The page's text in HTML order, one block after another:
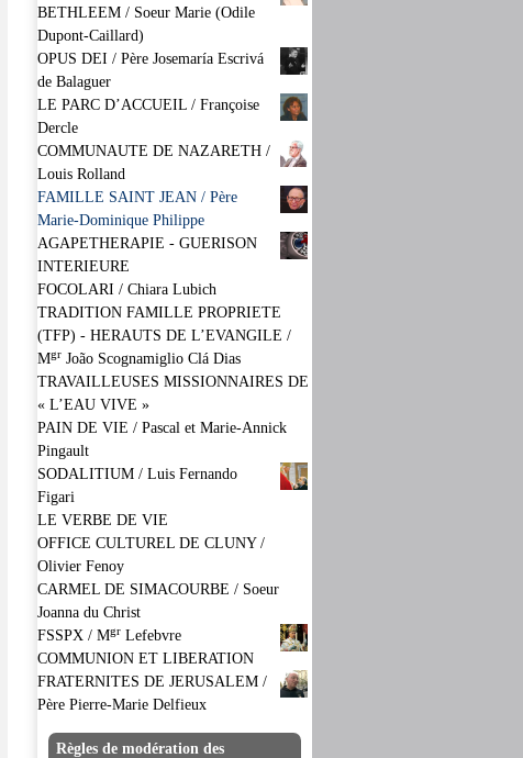
BETHLEEM / Soeur Marie (Odile
Dupont-Caillard)
OPUS DEI / Père Josemaría Escrivá
de Balaguer
LE PARC D’ACCUEIL / Françoise
Dercle
COMMUNAUTE DE NAZARETH /
Louis Rolland
FAMILLE SAINT JEAN / Père
Marie-Dominique Philippe
AGAPETHERAPIE - GUERISON
INTERIEURE
FOCOLARI / Chiara Lubich
TRADITION FAMILLE PROPRIETE
(TFP) - HERAUTS DE L’EVANGILE /
Mgr João Scognamiglio Clá Dias
TRAVAILLEUSES MISSIONNAIRES DE
« L’EAU VIVE »
PAIN DE VIE / Pascal et Marie-Annick
Pingault
SODALITIUM / Luis Fernando
Figari
LE VERBE DE VIE
OFFICE CULTUREL DE CLUNY /
Olivier Fenoy
CARMEL DE SIMACOURBE / Soeur
Joanna du Christ
FSSPX / Mgr Lefebvre
COMMUNION ET LIBERATION
FRATERNITES DE JERUSALEM /
Père Pierre-Marie Delfieux
Règles de modération des